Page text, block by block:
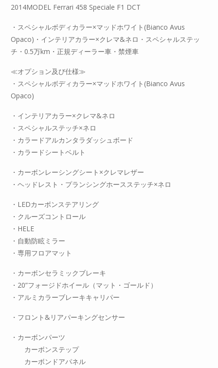
2014MODEL Ferrari 458 Speciale F1 DCT
・スペシャルボディカラー×マッドホワイト(Bianco Avus
Opaco)・インテリアカラー×クレマ&ネロ・スペシャルステッ
チ・0.5万km・正規ディーラー車・禁煙車
≪オプション及び仕様≫
・スペシャルボディカラー×マッドホワイト(Bianco Avus
Opaco)
・インテリアカラー×クレマ&ネロ
・スペシャルステッチ×ネロ
・カラードアルカンタラダッシュボード
・カラードシートベルト
・カーボンレーシングシート×クレマレザー
・ヘッドレスト・プランシングホースステッチ×ネロ
・LEDカーボンステアリング
・クルーズコントロール
・HELE
・自動防眩ミラー
・専用フロアマット
・カーボンセラミックブレーキ
・20”フォージドホイール（マット・ゴールド）
・アルミカラーブレーキキャリパー
・フロント&リアパーキングセンサー
・カーボンパーツ
カーボンステップ
カーボンドアパネル